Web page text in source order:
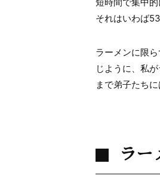
それはいわば
ラーメンに限
じように、私
まで弟子たち
ラー